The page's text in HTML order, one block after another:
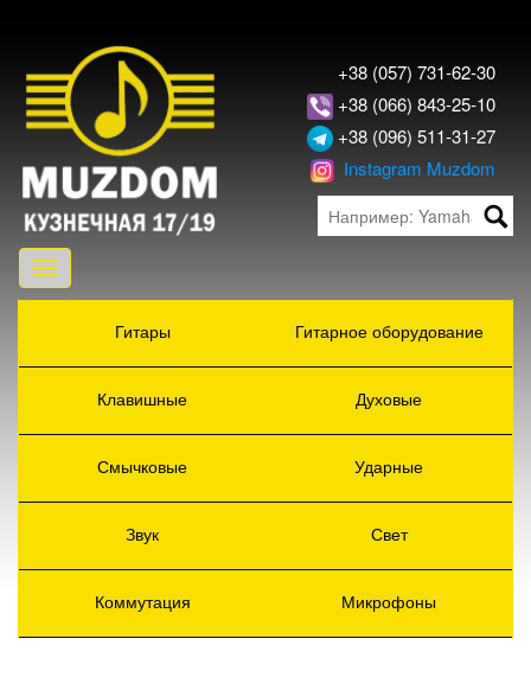
+38 (057) 731-62-30
+38 (066) 843-25-10
+38 (096) 511-31-27
Instagram Muzdom
Toggle
navigation
Гитары
Гитарное оборудование
Клавишные Духовые
Смычковые Ударные
Звук Свет
Коммутация Микрофоны